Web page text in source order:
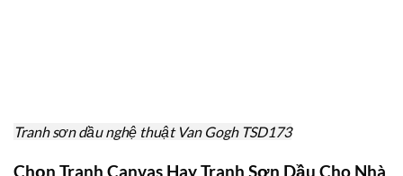
Tranh sơn dầu nghệ thuật Van Gogh TSD173
Chọn Tranh Canvas Hay Tranh Sơn Dầu Cho Nhà